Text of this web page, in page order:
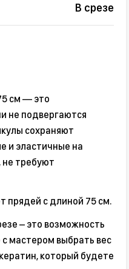
В срезе
см — это
не подвергаются
сохраняют
и эластичные на
не требуют
прядей с длиной 75 см.
– это возможность
мастером выбрать вес
который будете